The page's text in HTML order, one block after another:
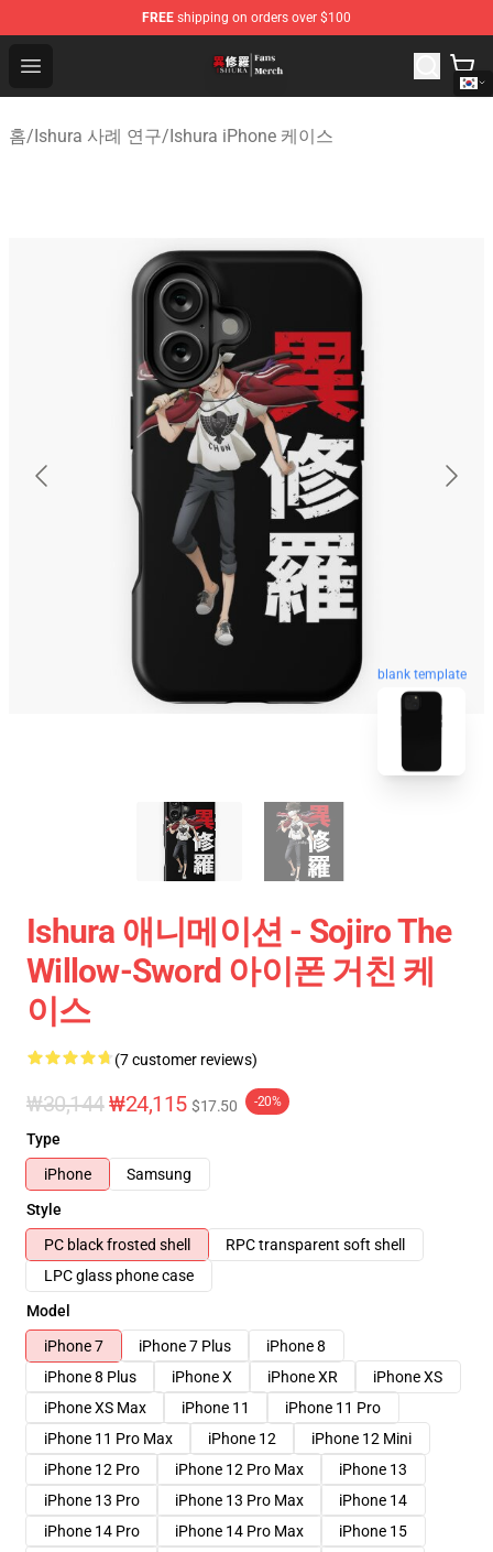
FREE shipping on orders over $100
Open menu
Ishura Store - Official Ishura Merchandise Shop
홈/Ishura 사례 연구/Ishura iPhone 케이스
blank template
Ishura 애니메이션 - Sojiro The
Willow-Sword 아이폰 거친 케
이스
(7 customer reviews)
₩30,144₩24,115 $17.50 -20%
Type
iPhone
Samsung
Style
PC black frosted shell
RPC transparent soft shell
LPC glass phone case
Model
iPhone 7
iPhone 7 Plus
iPhone 8
iPhone 8 Plus
iPhone X iPhone XR
iPhone XS
iPhone XS Max
iPhone 11
iPhone 11 Pro
iPhone 11 Pro Max
iPhone 12
iPhone 12 Mini
iPhone 12 Pro
iPhone 12 Pro Max
iPhone 13
iPhone 13 Pro
iPhone 13 Pro Max
iPhone 14
iPhone 14 Pro
iPhone 14 Pro Max
iPhone 15